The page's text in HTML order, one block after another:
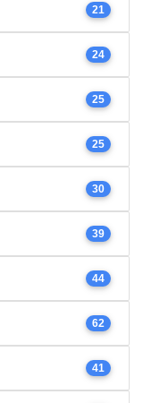
21
24
25
25
30
39
44
62
41